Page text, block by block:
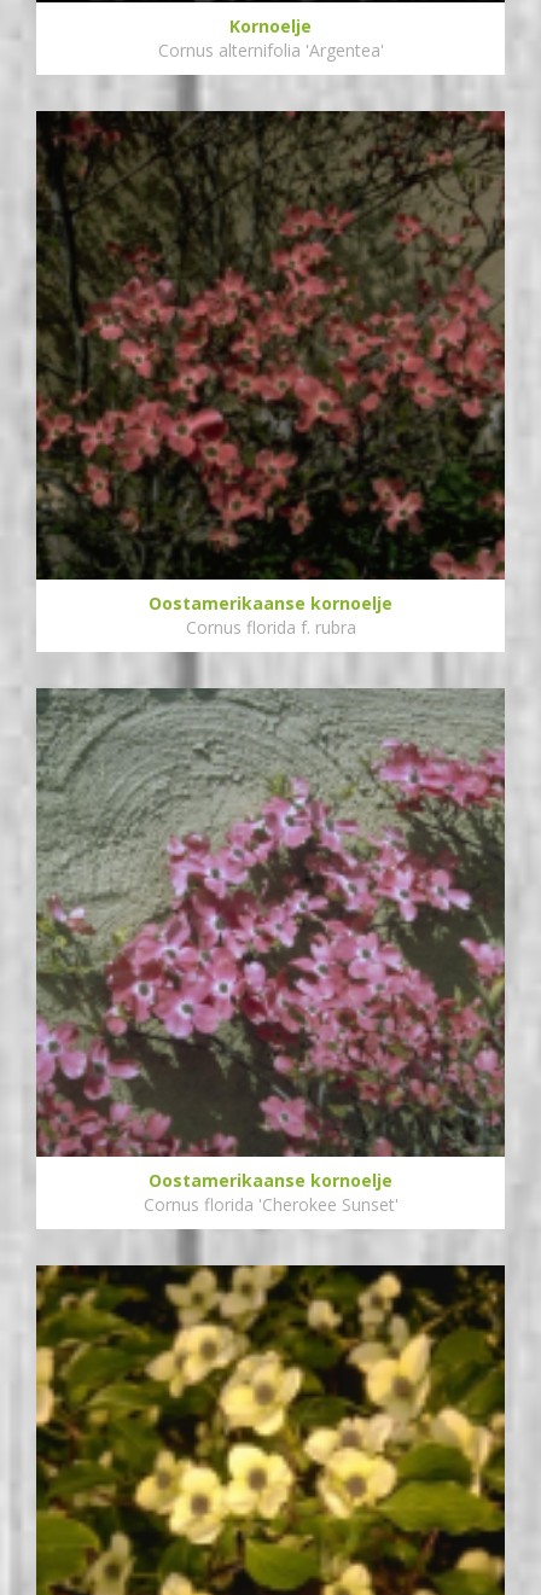
Kornoelje
Cornus alternifolia 'Argentea'
Oostamerikaanse kornoelje
Cornus florida f. rubra
Oostamerikaanse kornoelje
Cornus florida 'Cherokee Sunset'